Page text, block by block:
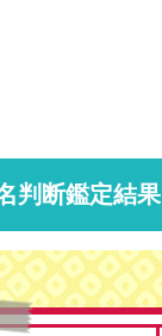
判断鑑定結果